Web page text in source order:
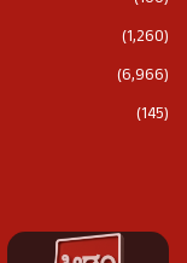
(1,260)
(6,966)
(145)